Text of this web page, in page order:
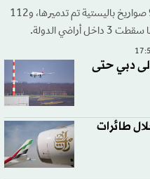
رصدت الدفاعات الجوية الإماراتية، الجمعة، 9 صواريخ باليستية تم تدميرها، و112
دبي حتى
طائرات